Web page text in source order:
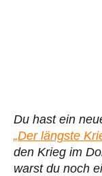
Du hast ein
„Der längste
den Krieg im
warst du noch